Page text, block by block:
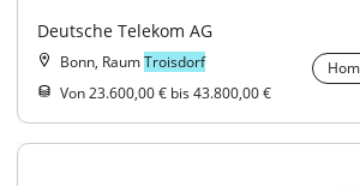
Deutsche Telekom AG
Bonn, RaumTroisdorf
Von 23.600,00 € bis 43.800,00 €